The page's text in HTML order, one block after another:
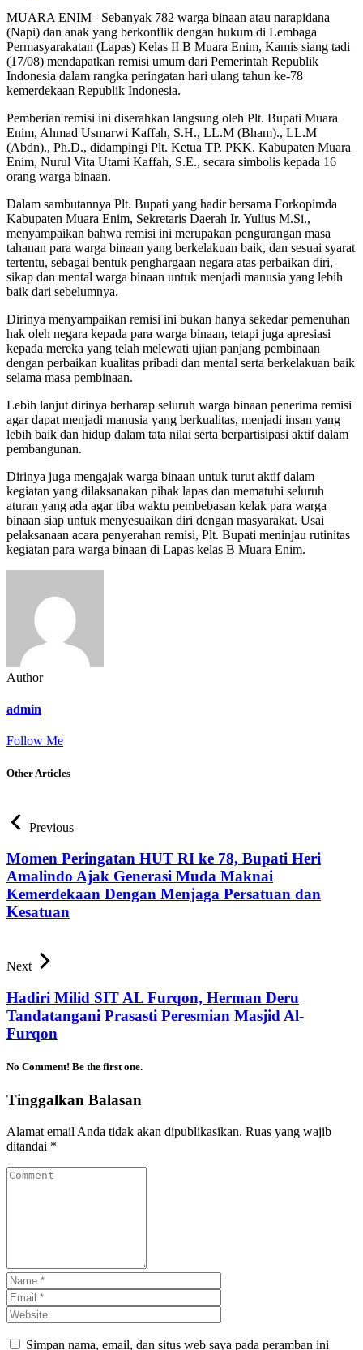
MUARA ENIM– Sebanyak 782 warga binaan atau narapidana
(Napi) dan anak yang berkonflik dengan hukum di Lembaga
Permasyarakatan (Lapas) Kelas II B Muara Enim, Kamis siang tadi
(17/08) mendapatkan remisi umum dari Pemerintah Republik
Indonesia dalam rangka peringatan hari ulang tahun ke-78
kemerdekaan Republik Indonesia.
Pemberian remisi ini diserahkan langsung oleh Plt. Bupati Muara
Enim, Ahmad Usmarwi Kaffah, S.H., LL.M (Bham)., LL.M
(Abdn)., Ph.D., didampingi Plt. Ketua TP. PKK. Kabupaten Muara
Enim, Nurul Vita Utami Kaffah, S.E., secara simbolis kepada 16
orang warga binaan.
Dalam sambutannya Plt. Bupati yang hadir bersama Forkopimda
Kabupaten Muara Enim, Sekretaris Daerah Ir. Yulius M.Si.,
menyampaikan bahwa remisi ini merupakan pengurangan masa
tahanan para warga binaan yang berkelakuan baik, dan sesuai syarat
tertentu, sebagai bentuk penghargaan negara atas perbaikan diri,
sikap dan mental warga binaan untuk menjadi manusia yang lebih
baik dari sebelumnya.
Dirinya menyampaikan remisi ini bukan hanya sekedar pemenuhan
hak oleh negara kepada para warga binaan, tetapi juga apresiasi
kepada mereka yang telah melewati ujian panjang pembinaan
dengan perbaikan kualitas pribadi dan mental serta berkelakuan baik
selama masa pembinaan.
Lebih lanjut dirinya berharap seluruh warga binaan penerima remisi
agar dapat menjadi manusia yang berkualitas, menjadi insan yang
lebih baik dan hidup dalam tata nilai serta berpartisipasi aktif dalam
pembangunan.
Dirinya juga mengajak warga binaan untuk turut aktif dalam
kegiatan yang dilaksanakan pihak lapas dan mematuhi seluruh
aturan yang ada agar tiba waktu pembebasan kelak para warga
binaan siap untuk menyesuaikan diri dengan masyarakat. Usai
pelaksanaan acara penyerahan remisi, Plt. Bupati meninjau rutinitas
kegiatan para warga binaan di Lapas kelas B Muara Enim.
Author
admin
Follow Me
Other Articles
Previous
Momen Peringatan HUT RI ke 78, Bupati Heri
Amalindo Ajak Generasi Muda Maknai
Kemerdekaan Dengan Menjaga Persatuan dan
Kesatuan
Next
Hadiri Milid SIT AL Furqon, Herman Deru
Tandatangani Prasasti Peresmian Masjid Al-
Furqon
No Comment! Be the first one.
Tinggalkan Balasan
Alamat email Anda tidak akan dipublikasikan. Ruas yang wajib
ditandai *
Simpan nama, email, dan situs web saya pada peramban ini